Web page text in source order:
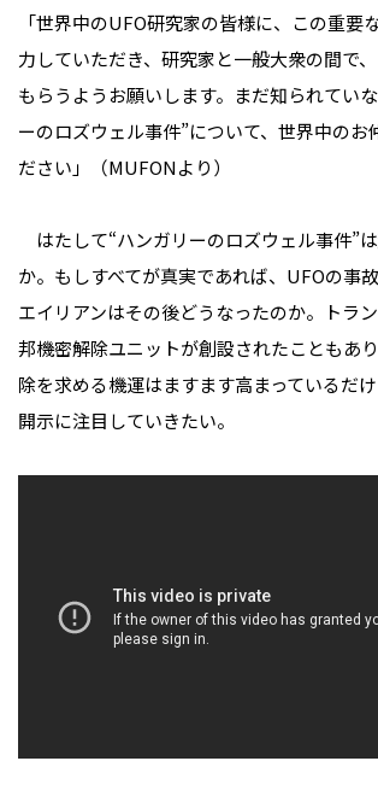
「世界中のUFO研究家の皆様に、この重要
力していただき、研究家と一般大衆の間で
もらうようお願いします。まだ知られてい
ーのロズウェル事件”について、世界中のお
ださい」（MUFONより）
はたして“ハンガリーのロズウェル事件”
か。もしすべてが真実であれば、UFOの事
エイリアンはその後どうなったのか。トラ
邦機密解除ユニットが創設されたこともあ
除を求める機運はますます高まっているだ
開示に注目していきたい。